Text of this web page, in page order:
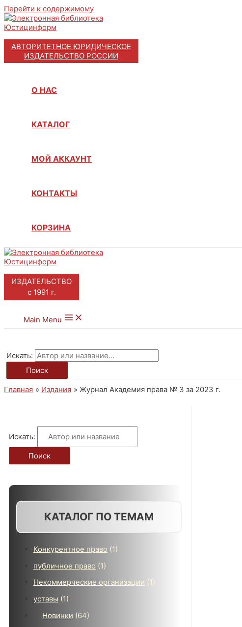
Перейти к содержимому
АВТОРИТЕТНОЕ ЮРИДИЧЕСКОЕ
ИЗДАТЕЛЬСТВО РОССИИ
О НАС
КАТАЛОГ
МОЙ АККАУНТ
КОНТАКТЫ
КОРЗИНА
ИЗДАТЕЛЬСТВО
с 1991 г.
Main Menu
Искать:
Поиск
Главная Издания Журнал Академия права № 3 за 2023 г.
Искать:
Поиск
КАТАЛОГ ПО ТЕМАМ
Конкурентное право (1)
публичное право (1)
Некоммерческие организации (1)
уставы (1)
Новинки (64)